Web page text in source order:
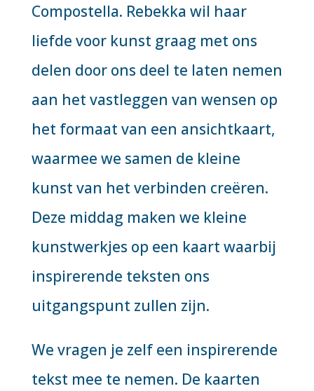
Compostella. Rebekka wil haar
liefde voor kunst graag met ons
delen door ons deel te laten nemen
aan het vastleggen van wensen op
het formaat van een ansichtkaart,
waarmee we samen de kleine
kunst van het verbinden creëren.
Deze middag maken we kleine
kunstwerkjes op een kaart waarbij
inspirerende teksten ons
uitgangspunt zullen zijn.
We vragen je zelf een inspirerende
tekst mee te nemen. De kaarten